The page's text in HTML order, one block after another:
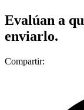
Evalúan a
enviarlo.
Compartir: